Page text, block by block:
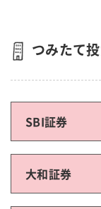
つみたて
SBI証券
大和証券